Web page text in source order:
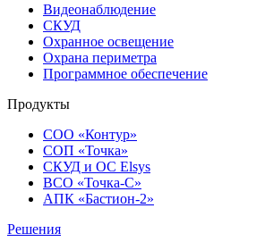
Видеонаблюдение
СКУД
Охранное освещение
Охрана периметра
Программное обеспечение
Продукты
СОО «Контур»
СОП «Точка»
СКУД и ОС Elsys
ВСО «Точка-С»
АПК «Бастион-2»
Решения